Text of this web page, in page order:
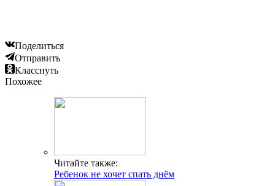
Поделиться
Отправить
Класснуть
Похожее
Читайте также:
Ребенок не хочет спать днём